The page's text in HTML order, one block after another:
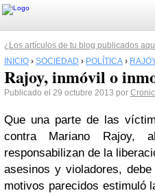
¿Los artículos de tu blog publicados
INICIO › SOCIEDAD › POLÍTICA ›
Rajoy, inmóvil o
Publicado el 29 octubre 2013 por
Que una parte de las
contra Mariano Rajoy,
responsabilizan de la
asesinos y violadores,
motivos parecidos estimuló